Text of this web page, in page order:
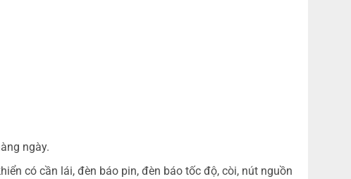
ngày.
có cần lái, đèn báo pin, đèn báo tốc độ, còi, nút nguồn